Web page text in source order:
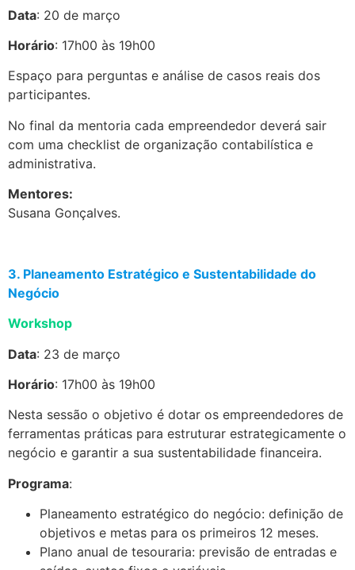
Data: 20 de março
Horário: 17h00 às 19h00
Espaço para perguntas e análise de casos reais dos
participantes.
No final da mentoria cada empreendedor deverá sair
com uma checklist de organização contabilística e
administrativa.
Mentores:
Susana Gonçalves.
3. Planeamento Estratégico e Sustentabilidade do
Negócio
Workshop
Data: 23 de março
Horário: 17h00 às 19h00
Nesta sessão o objetivo é dotar os empreendedores de
ferramentas práticas para estruturar estrategicamente o
negócio e garantir a sua sustentabilidade financeira.
Programa:
Planeamento estratégico do negócio: definição de
objetivos e metas para os primeiros 12 meses.
Plano anual de tesouraria: previsão de entradas e